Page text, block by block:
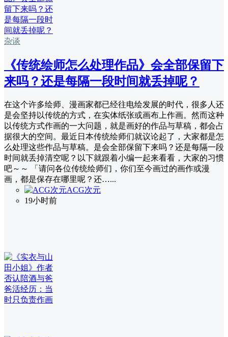
杂谈
《传统绘师怎么处理作品》会全部保留下
来吗？还是每隔一段时间就丢掉呢？
在这个许多绘师、漫画家都已经往电绘发展的时代，很多人还
是会坚持以传统的方式，在实体纸张或画布上作画。然而这种
以传统方式作画的一大问题，就是画好的作品与草稿，都会占
据很大的空间。最近日本传统绘师们就议论起了，大家都是怎
么处理这些作品与草稿。是会全部保留下来吗？还是每隔一段
时间就丢掉清空呢？以下就跟着小编一起来看看，大家的习惯
吧～～ 「请问各位传统绘师们，你们至今画过的画作或漫
画，都是保存在哪里呢？还…...
ACG次元
19小时前